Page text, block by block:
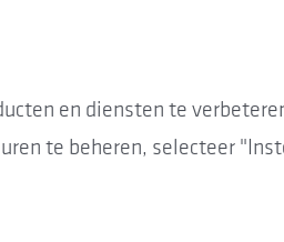
en diensten te
te beheren, selecteer